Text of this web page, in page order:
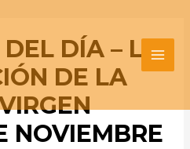
DÍA – LA
DE LA
NOVIEMBRE